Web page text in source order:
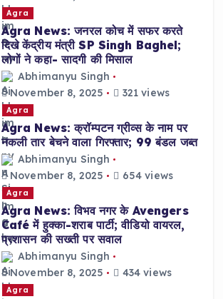
Agra
Agra News: जनरल कोच में सफर करते
दिखे केंद्रीय मंत्री SP Singh Baghel;
लोगों ने कहा- सादगी की मिसाल
Abhimanyu Singh
November 8, 2025
321 views
Agra
Agra News: क्रॉम्पटन ग्रीव्स के नाम पर
नकली तार बेचने वाला गिरफ्तार; 99 बंडल जब्त
Abhimanyu Singh
November 8, 2025
654 views
Agra
Agra News: विभव नगर के Avengers
Café में हुक्का-शराब पार्टी; वीडियो वायरल,
प्रशासन की सख्ती पर सवाल
Abhimanyu Singh
November 8, 2025
434 views
Agra